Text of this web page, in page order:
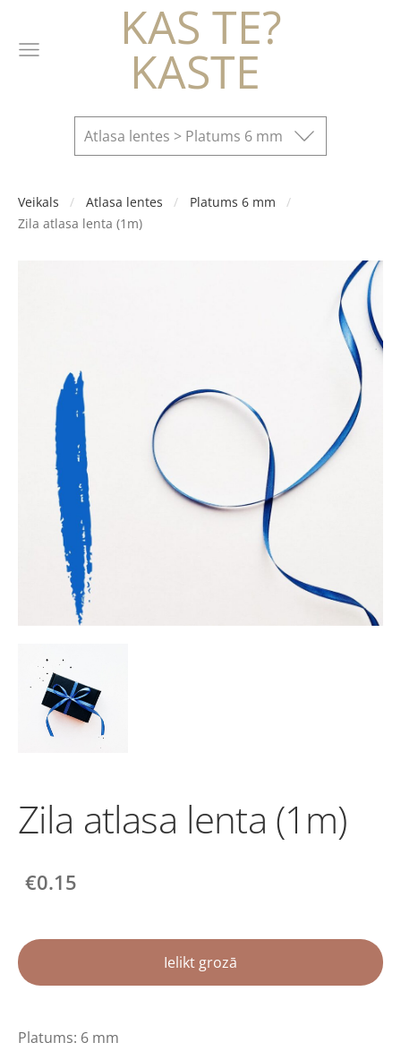
KAS TE?
KASTE
Atlasa lentes > Platums 6 mm
Veikals Atlasa lentes
Platums 6 mm
Zila atlasa lenta (1m)
Zila atlasa lenta (1m)
€0.15
Ielikt grozā
Platums: 6 mm